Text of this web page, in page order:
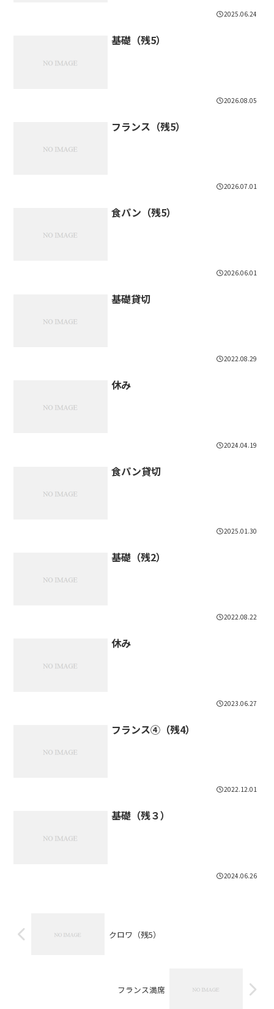
2025.06.24
基礎（残5）
2026.08.05
フランス（残5）
2026.07.01
食パン（残5）
2026.06.01
基礎貸切
2022.08.29
休み
2024.04.19
食パン貸切
2025.01.30
基礎（残2）
2022.08.22
休み
2023.06.27
フランス④（残4）
2022.12.01
基礎（残３）
2024.06.26
クロワ（残5）
フランス満席